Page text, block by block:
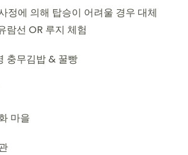
정에 의해 탑승이 어려울 경우 대체
람선 OR 루지 체험
충무김밥 & 꿀빵
마을